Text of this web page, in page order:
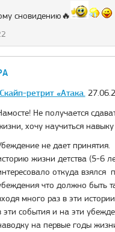
сновидению🔥
Скайп-ретрит «Атака.
Не получается
хочу научиться навыку
не дает
жизни детства (5-6
откуда взялся
что должно быть
много раз в эти
эти события и на эти
на первые годы